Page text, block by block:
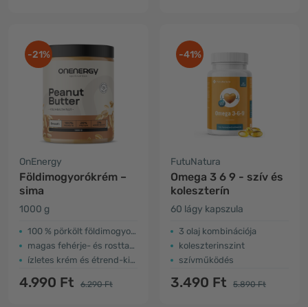
-21%
OnEnergy
Földimogyorókrém –
sima
1000 g
100 % pörkölt földimogyoró
magas fehérje- és rosttartalom
ízletes krém és étrend-kiegészítő
4.990 Ft 6.290 Ft
-41%
FutuNatura
Omega 3 6 9 - szív és
koleszterín
60 lágy kapszula
3 olaj kombinációja
koleszterinszint
szívműködés
3.490 Ft 5.890 Ft